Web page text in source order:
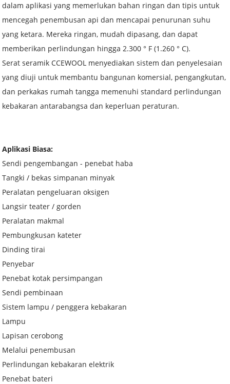
dalam aplikasi yang memerlukan bahan ringan dan tipis untuk
mencegah penembusan api dan mencapai penurunan suhu
yang ketara. Mereka ringan, mudah dipasang, dan dapat
memberikan perlindungan hingga 2.300 ° F (1.260 ° C).
Serat seramik CCEWOOL menyediakan sistem dan penyelesaian
yang diuji untuk membantu bangunan komersial, pengangkutan,
dan perkakas rumah tangga memenuhi standard perlindungan
kebakaran antarabangsa dan keperluan peraturan.
Aplikasi Biasa:
Sendi pengembangan - penebat haba
Tangki / bekas simpanan minyak
Peralatan pengeluaran oksigen
Langsir teater / gorden
Peralatan makmal
Pembungkusan kateter
Dinding tirai
Penyebar
Penebat kotak persimpangan
Sendi pembinaan
Sistem lampu / penggera kebakaran
Lampu
Lapisan cerobong
Melalui penembusan
Perlindungan kebakaran elektrik
Penebat bateri